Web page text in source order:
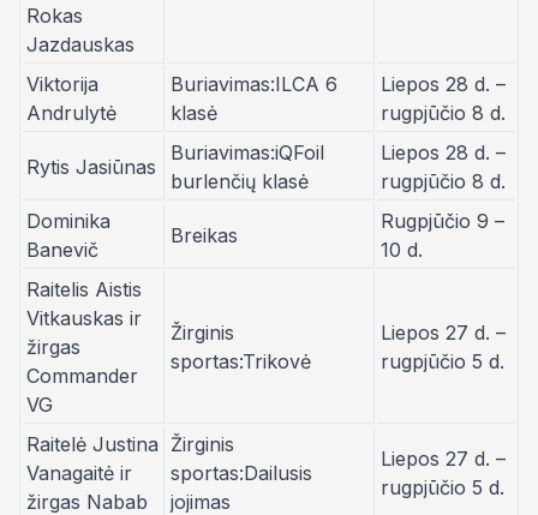
Rokas
Jazdauskas
Viktorija
Andrulytė
Buriavimas:ILCA 6
klasė
Liepos 28 d. –
rugpjūčio 8 d.
Rytis Jasiūnas
Buriavimas:iQFoil
burlenčių klasė
Liepos 28 d. –
rugpjūčio 8 d.
Dominika
Banevič
Breikas
Rugpjūčio 9 –
10 d.
Raitelis Aistis
Vitkauskas ir
žirgas
Commander
VG
Žirginis
sportas:Trikovė
Liepos 27 d. –
rugpjūčio 5 d.
Raitelė Justina
Vanagaitė ir
žirgas Nabab
Žirginis
sportas:Dailusis
jojimas
Liepos 27 d. –
rugpjūčio 5 d.